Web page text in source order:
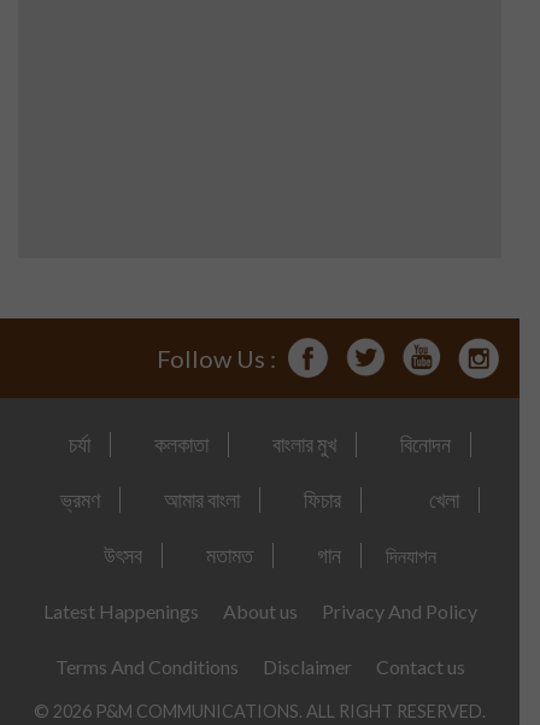
Follow Us :
চর্যা কলকাতা বাংলার মুখ বিনোদন
ভ্রমণ আমার বাংলা ফিচার খেলা
উৎসব মতামত গান দিনযাপন
Latest Happenings About us Privacy And Policy
Terms And Conditions Disclaimer Contact us
© 2026 P&M COMMUNICATIONS. ALL RIGHT RESERVED.